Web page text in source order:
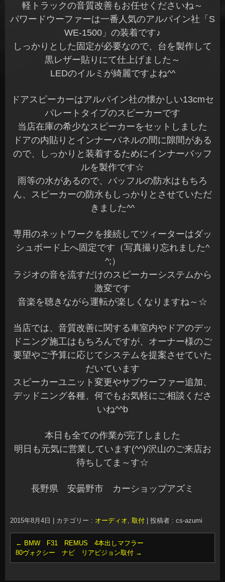
軽トラックの音質改善もお任せくださいね～
パワードウーファーは一番人気のアルパイン社「S
WE-1500」の装着です♪
しっかりとした固定が必要なので、台を製作して
黒レザー貼りにて仕上げました～
LEDのイルミが綺麗ですよね^^
ドアスピーカーはアルパイン社の懐かしい13cmセ
パレートタイプのスピーカーです
当店在庫の希少なスピーカーをセットしました
ドアの内貼りとインナーパネルの間に隙間がある
ので、しっかりと装着するためにインナーバッフ
ルを製作です☆
雨等の水があるので、バッフルの防水はもちろ
ん、スピーカーの防水もしっかりとさせていただ
きました^^
専用のネットワークを接続してツィーターはダッ
シュボード上へ固定です（写真撮り忘れました^
^;）
ラジオの音を流すだけのスピーカーシステムから
激変です
音楽を聴きながら運転が楽しくなりますね～☆
当店では、音質改善に関する車室内やドアのデッ
ドニング施工はもちろんですが、オーナー様のご
要望やご予算に応じてシステムを提案させていた
だいています
スピーカーユニット変更やサブウーファー追加、
デッドニング各種、何でもお気軽にご相談くださ
いね^^b
本日も全ての作業が完了しました
明日も元気に営業しています(^^)/沢山のご来店お
待ちしてま～す☆
長野県 安曇野市 カーショップアズミ
2015年8月4日 カテゴリー : オーディオ, 取付 投稿者 : cs-azumi
← BMW F31 REMUS 4本出しマフラー
80ヴォクシー ナビ リアビジョン取付 →